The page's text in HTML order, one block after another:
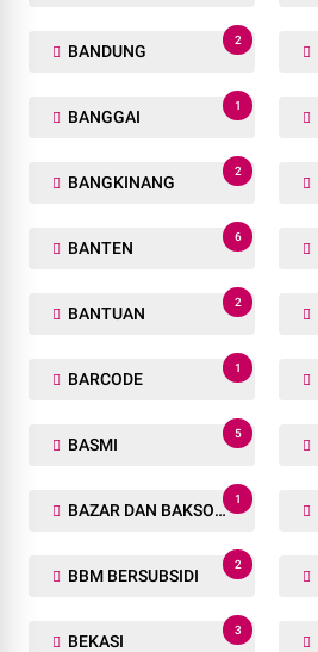
BANDUNG
2
BANGGAI
1
BANGKINANG
2
BANTEN
6
BANTUAN
2
BARCODE
1
BASMI
5
BAZAR DAN BAKSOS RAMADHAN
1
BBM BERSUBSIDI
2
BEKASI
3